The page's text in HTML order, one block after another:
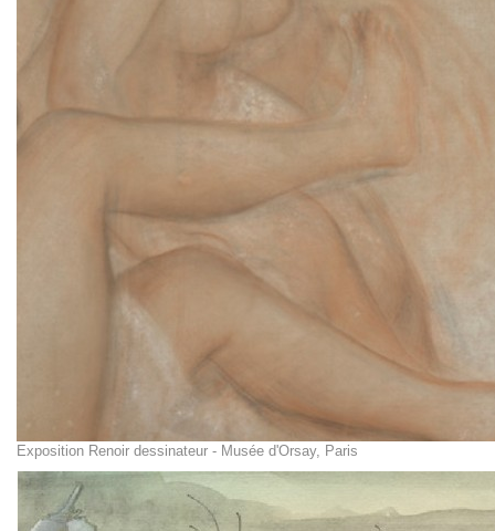
Exposition Renoir dessinateur - Musée d'Orsay, Paris